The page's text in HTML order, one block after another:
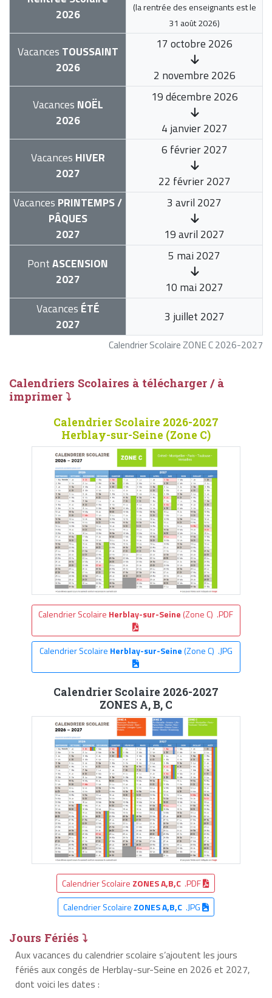
Calendrier Scolaire ZONE C 2026-2027
2026
(la rentrée des enseignants est le
31 août 2026)
Vacances TOUSSAINT
2026
17 octobre 2026
2 novembre 2026
Vacances NOËL
2026
19 décembre 2026
4 janvier 2027
Vacances HIVER
2027
6 février 2027
22 février 2027
Vacances PRINTEMPS /
PÂQUES
2027
3 avril 2027
19 avril 2027
PontASCENSION
2027
5 mai 2027
10 mai 2027
Vacances ÉTÉ
2027
3 juillet 2027
Calendriers Scolaires à télécharger / à
imprimer ⤵
Calendrier Scolaire 2026-2027
Herblay-sur-Seine (Zone C)
Calendrier Scolaire Herblay-sur-Seine (Zone C) .PDF
Calendrier Scolaire Herblay-sur-Seine(Zone C) .JPG
Calendrier Scolaire 2026-2027
ZONES A, B, C
Calendrier Scolaire ZONES A,B,C .PDF
Calendrier Scolaire ZONES A,B,C.JPG
Jours Fériés ⤵
Aux vacances du calendrier scolaire s’ajoutent les jours
fériés aux congés de Herblay-sur-Seine en 2026 et 2027,
dont voici les dates :